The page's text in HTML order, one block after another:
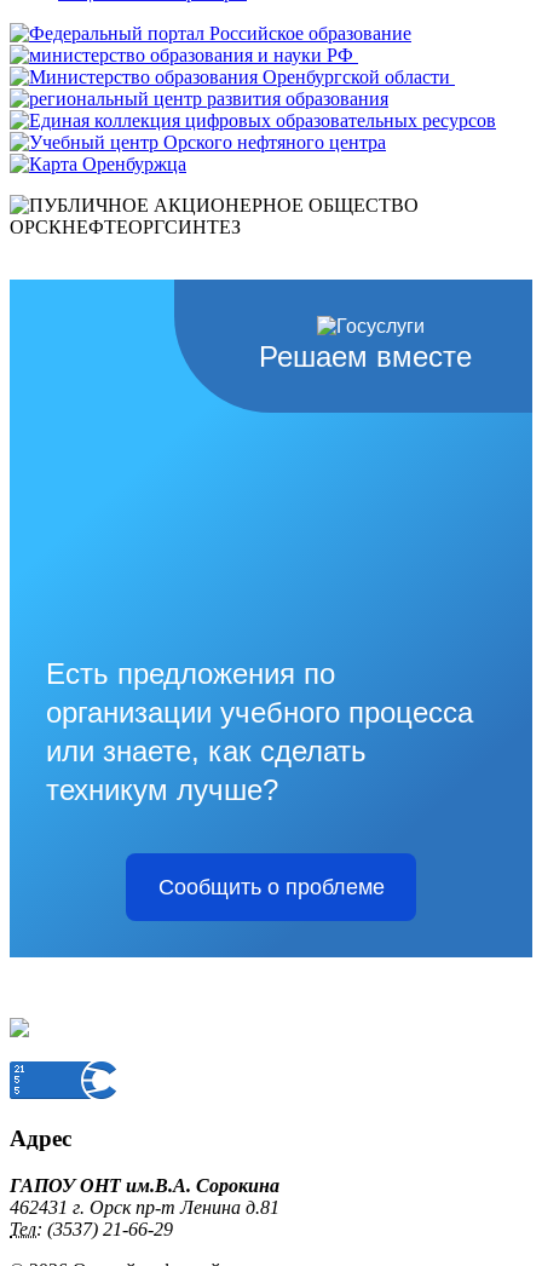
Решаем вместе
Есть предложения по
организации учебного процесса
или знаете, как сделать
техникум лучше?
Сообщить о проблеме
Адрес
ГАПОУ ОНТ им.В.А. Сорокина
462431 г. Орск пр-т Ленина д.81
Тел: (3537) 21-66-29